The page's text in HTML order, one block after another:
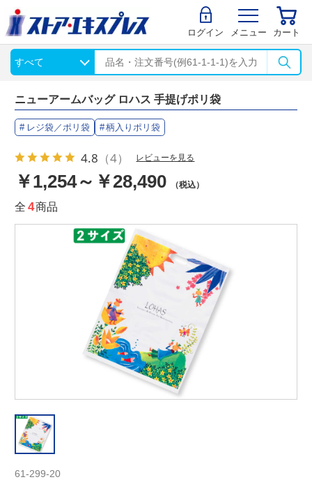
ログイン メニュー カート
ニューアームバッグ ロハス 手提げポリ袋
レジ袋／ポリ袋 柄入りポリ袋
4.8 （4） レビューを見る
￥1,254～￥28,490 （税込）
全 4商品
61-299-20